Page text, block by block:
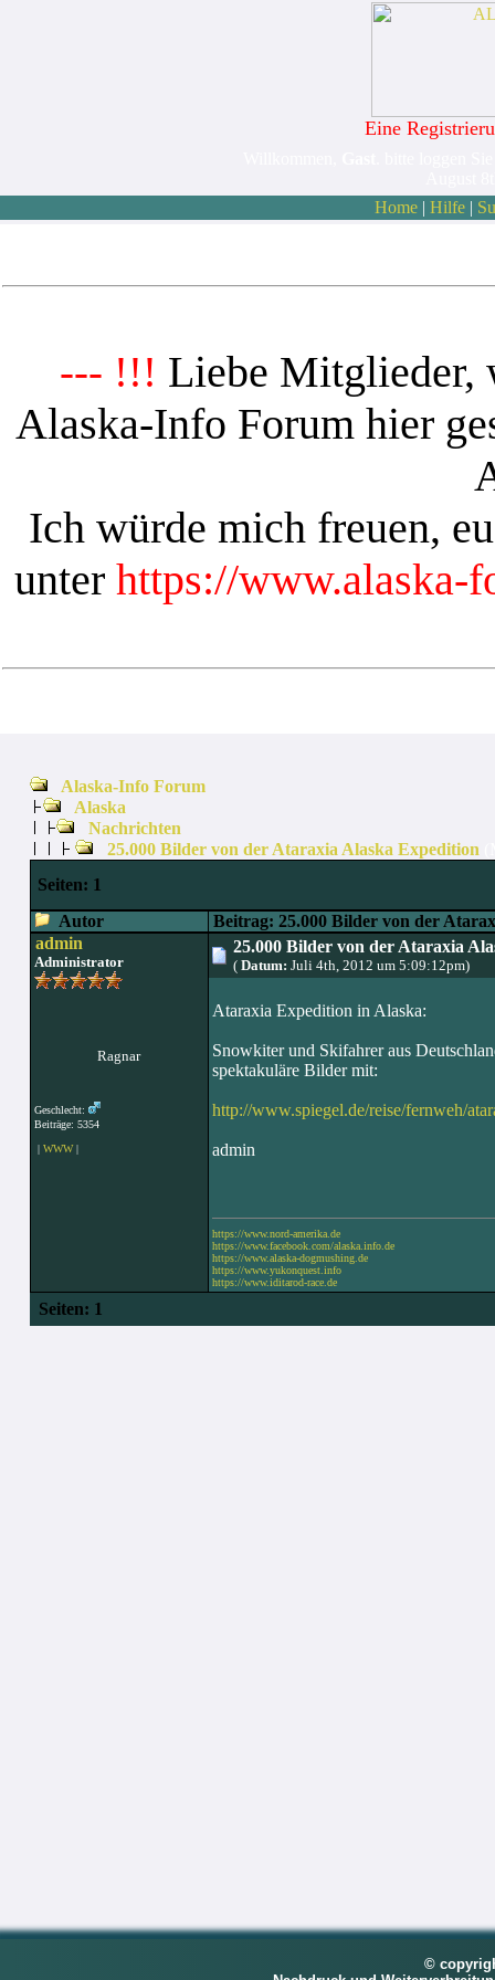
Eine
Home| Hilfe|
--- !!! Liebe Mitglieder,
Alaska-Info Forum hier
Ich würde mich freuen,
unter https://www.alaska-
Alaska-Info Forum
Alaska
Nachrichten
25.000 Bilder von der Ataraxia Alaska Expedition
Seiten: 1
Autor
Beitrag: 25.000 Bilder von der
admin
Administrator
Ragnar
Geschlecht:
Beiträge: 5354
| WWW|
25.000 Bilder von der Ataraxia
(Datum: Juli 4th, 2012 um 5:09:12pm)
Ataraxia Expedition in Alaska:
Snowkiter und Skifahrer aus
spektakuläre Bilder mit:
http://www.spiegel.de/reise/fernweh/
admin
https://www.nord-amerika.de
https://www.facebook.com/alaska.info.de
https://www.alaska-dogmushing.de
https://www.yukonquest.info
https://www.iditarod-race.de
Seiten: 1
©